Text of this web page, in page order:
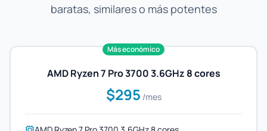
baratas, similares o más potentes
Más económico
AMD Ryzen 7 Pro 3700 3.6GHz 8 cores
$295 /mes